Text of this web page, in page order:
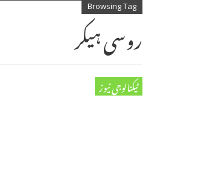
Browsing Tag
روسی ہیکر
ٹیکنالوجی نیوز